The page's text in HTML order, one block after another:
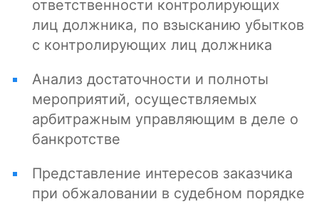
ответственности контролирующих
лиц должника, по взысканию убытков
с контролирующих лиц должника
Анализ достаточности и полноты
мероприятий, осуществляемых
арбитражным управляющим в деле о
банкротстве
Представление интересов заказчика
при обжаловании в судебном порядке